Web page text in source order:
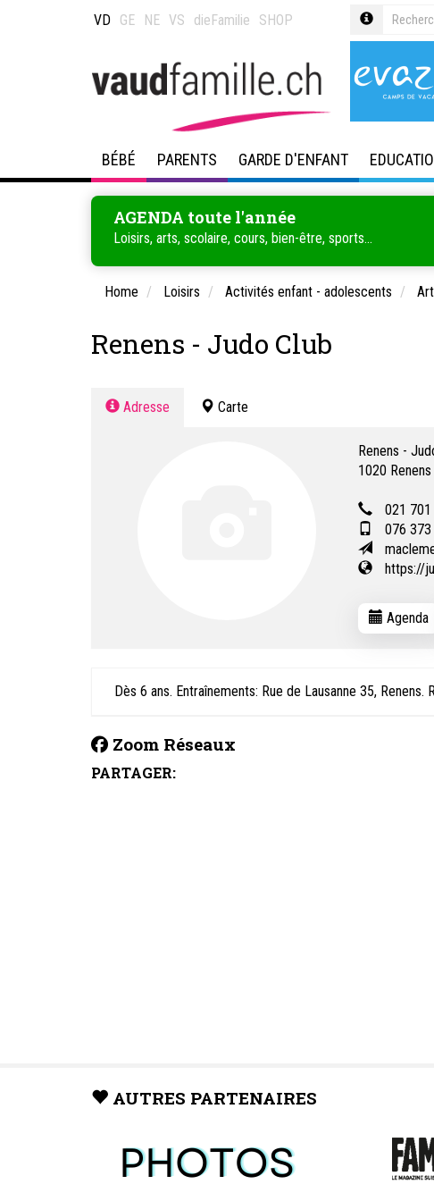
VD GE NE VS dieFamilie SHOP
BÉBÉ PARENTS GARDE D'ENFANT
AGENDA toute l'année
Loisirs, arts, scolaire, cours, bien-être, sports...
Home Loisirs Activités enfant - adolescents
Renens - Judo Club
Adresse Carte
Renens -
1020 Renens
021
076
https://
Agenda
Dès 6 ans. Entraînements: Rue de Lausanne 35, Renens.
Zoom Réseaux
PARTAGER:
AUTRES PARTENAIRES